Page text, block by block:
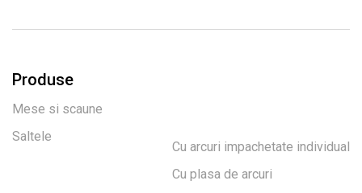
Produse
Mese si scaune
Saltele
Cu arcuri impachetate individual
Cu plasa de arcuri